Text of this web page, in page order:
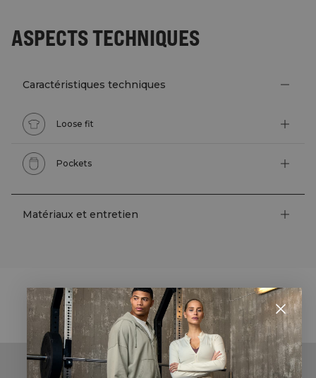
ASPECTS TECHNIQUES
Caractéristiques techniques
Loose fit
Pockets
Matériaux et entretien
STYLE WITH